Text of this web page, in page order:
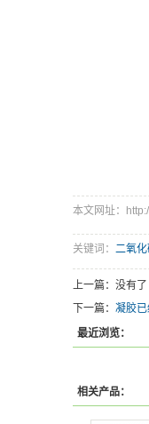
本文网址：
关键词： 二氧
上一篇：没有了
下一篇： 凝胶已
最近浏览：
相关产品：